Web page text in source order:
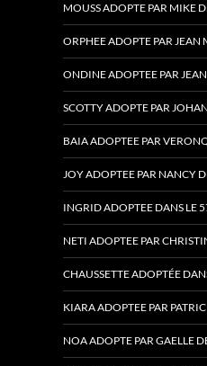
MOUSS ADOPTE PAR MIKE
ORPHEE ADOPTE PAR JEAN
ONDINE ADOPTEE PAR
SCOTTY ADOPTE PAR
BAIA ADOPTEE PAR
JOY ADOPTEE PAR NANCY
INGRID ADOPTEE DANS LE
NETI ADOPTEE PAR
CHAUSSETTE ADOPTÉE
KIARA ADOPTEE PAR
NOA ADOPTE PAR GAELLE